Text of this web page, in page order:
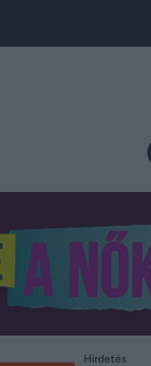
Hirdetés